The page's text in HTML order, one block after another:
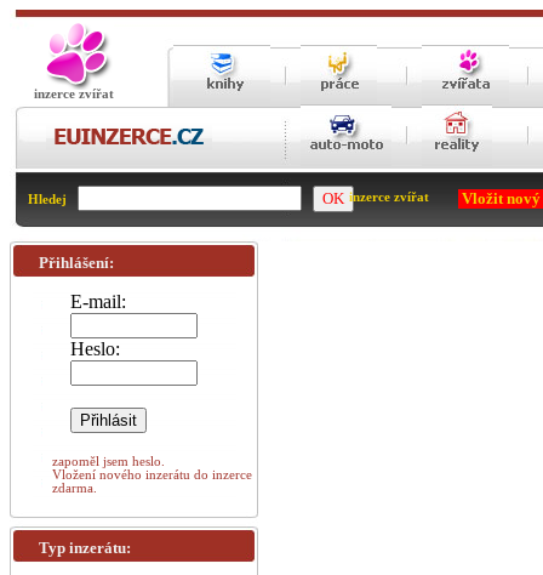
inzerce zvířat
Hledej inzerce zvířat Vložit
Přihlášení:
E-mail:
Heslo:
zapoměl jsem heslo.
Vložení nového inzerátu do inzerce
zdarma.
Typ inzerátu: